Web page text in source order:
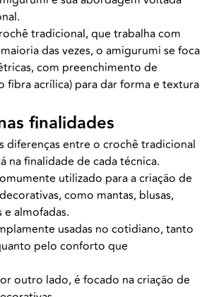
tradicional, que trabalha com
das vezes, o amigurumi se foca
com preenchimento de
fibra acrílica) para dar forma e textura
finalidades
diferenças entre o crochê tradicional
na finalidade de cada técnica.
utilizado para a criação de
como mantas, blusas,
e almofadas.
usadas no cotidiano, tanto
pelo conforto que
outro lado, é focado na criação de